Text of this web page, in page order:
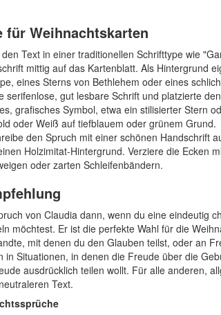
für Weihnachtskarten
Text in einer traditionellen Schrifttype wie
mittig auf das Kartenblatt. Als Hintergrund
eines Sterns von Bethlehem oder eines
serifenlose, gut lesbare Schrift und platzierte
grafisches Symbol, etwa ein stilisierter Stern
oder Weiß auf tiefblauem oder grünem Grund.
den Spruch mit einer schönen Handschrift
Holzimitat-Hintergrund. Verziere die Ecken
oder zarten Schleifenbändern.
von Claudia dann, wenn du eine eindeutig
möchtest. Er ist die perfekte Wahl für die
mit denen du den Glauben teilst, oder an
in Situationen, in denen die Freude über die
ausdrücklich teilen wollt. Für alle anderen,
Text.